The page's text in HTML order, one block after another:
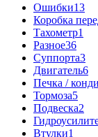
Ошибки13
Коробка
Тахометр1
Разное36
Cуппорта3
Двигатель6
Печка /
Тормоза5
Подвеска2
Втулки1